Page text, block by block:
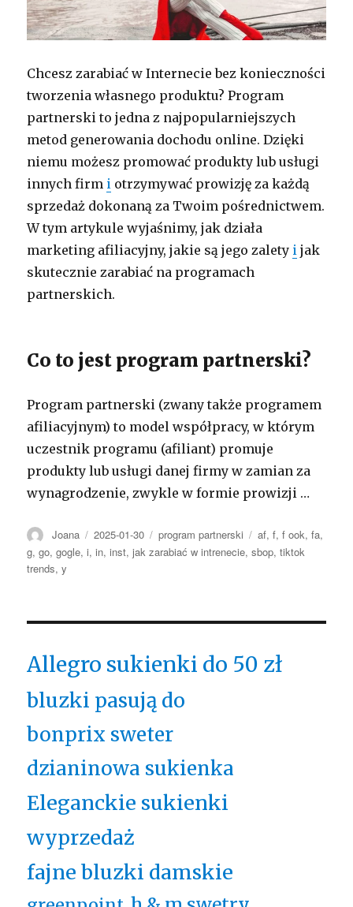
Chcesz zarabiać w Internecie bez konieczności
tworzenia własnego produktu? Program
partnerski to jedna z najpopularniejszych
metod generowania dochodu online. Dzięki
niemu możesz promować produkty lub usługi
innych firm i otrzymywać prowizję za każdą
sprzedaż dokonaną za Twoim pośrednictwem.
W tym artykule wyjaśnimy, jak działa
marketing afiliacyjny, jakie są jego zalety i jak
skutecznie zarabiać na programach
partnerskich.
Co to jest program partnerski?
Program partnerski (zwany także programem
afiliacyjnym) to model współpracy, w którym
uczestnik programu (afiliant) promuje
produkty lub usługi danej firmy w zamian za
wynagrodzenie, zwykle w formie prowizji …
Autor
Joana Opublikowano
2025-01-30 Kategorie
program partnerski Tagi
af,f,f ook,fa,
g,go,gogle,i,in,inst,jak zarabiać w intrenecie,sbop,tiktok
trends,y
Allegro sukienki do 50 zł
bluzki pasują do
bonprix sweter
dzianinowa sukienka
Eleganckie sukienki
wyprzedaż
fajne bluzki damskie